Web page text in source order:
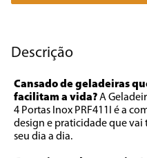
Descrição
Cansado de geladeiras
facilitam a vida? A
4 Portas Inox PRF411I é a
design e praticidade que vai
seu dia a dia.
7º liquidificador
9º forno
10º ventilador